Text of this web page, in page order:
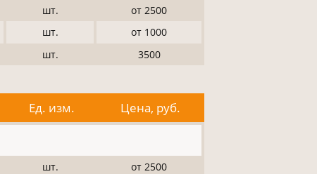
шт.
от 2500
шт.
от 1000
шт. 3500
Ед. изм. Цена, руб.
шт.
от 2500